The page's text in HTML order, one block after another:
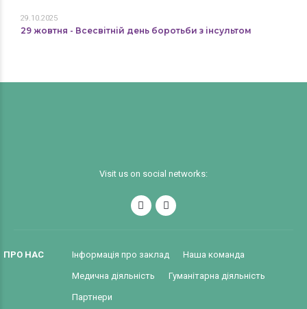
29.10.2025
29 жовтня - Всесвітній день боротьби з інсультом
Visit us on social networks:
ПРО НАС Інформація про заклад Наша команда
Медична діяльність Гуманітарна діяльність
Партнери